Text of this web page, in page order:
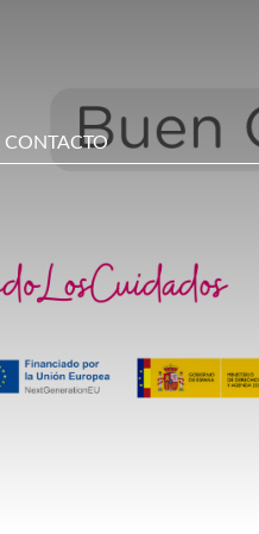
CONTACTO